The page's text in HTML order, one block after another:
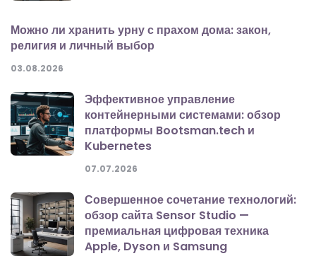
Можно ли хранить урну с прахом дома: закон,
религия и личный выбор
03.08.2026
Эффективное управление
контейнерными системами: обзор
платформы Bootsman.tech и
Kubernetes
07.07.2026
Совершенное сочетание технологий:
обзор сайта Sensor Studio —
премиальная цифровая техника
Apple, Dyson и Samsung